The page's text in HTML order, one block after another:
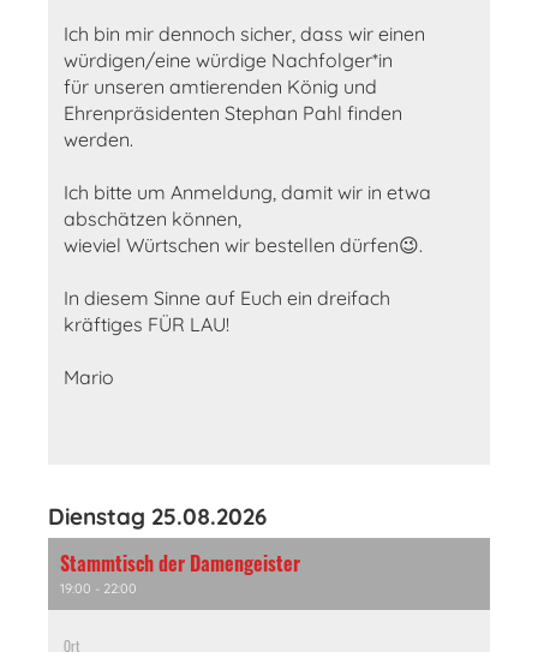
Ich bin mir dennoch sicher, dass wir einen
würdigen/eine würdige Nachfolger*in
für unseren amtierenden König und
Ehrenpräsidenten Stephan Pahl finden
werden.
Ich bitte um Anmeldung, damit wir in etwa
abschätzen können,
wieviel Würtschen wir bestellen dürfen😉.
In diesem Sinne auf Euch ein dreifach
kräftiges FÜR LAU!
Mario
Dienstag 25.08.2026
Stammtisch der Damengeister
19:00 - 22:00
Ort